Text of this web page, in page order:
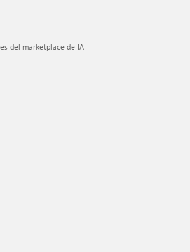
del marketplace de IA